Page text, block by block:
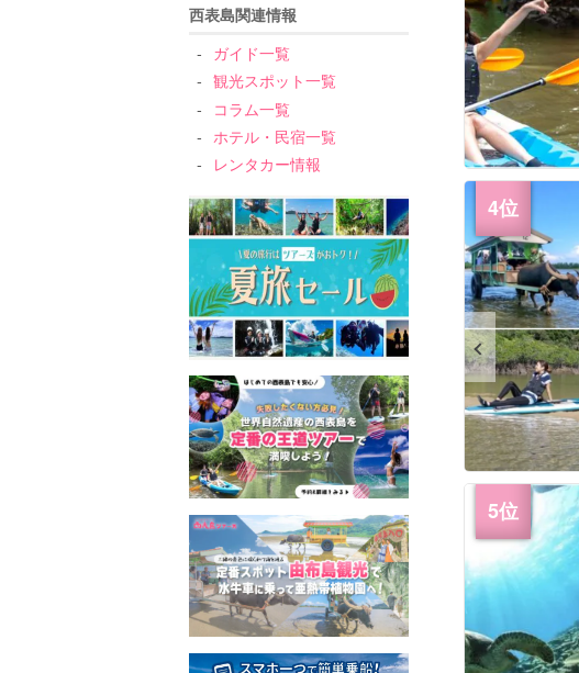
西表島関連情報
ガイド一覧
観光スポット一覧
コラム一覧
ホテル・民宿一覧
レンタカー情報